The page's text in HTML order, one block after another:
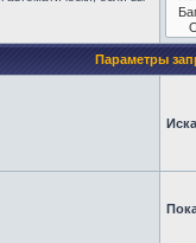
Параметры